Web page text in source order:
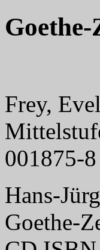
Frey,
001875-8
Hans-
Goethe-